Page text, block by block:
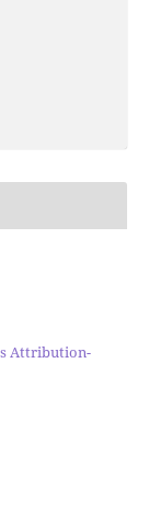
Attribution-